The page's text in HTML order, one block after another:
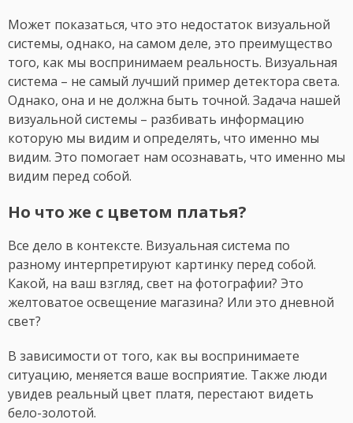
Может показаться, что это недостаток визуальной
системы, однако, на самом деле, это преимущество
того, как мы воспринимаем реальность. Визуальная
система – не самый лучший пример детектора света.
Однако, она и не должна быть точной. Задача нашей
визуальной системы – разбивать информацию
которую мы видим и определять, что именно мы
видим. Это помогает нам осознавать, что именно мы
видим перед собой.
Но что же с цветом платья?
Все дело в контексте. Визуальная система по
разному интерпретируют картинку перед собой.
Какой, на ваш взгляд, свет на фотографии? Это
желтоватое освещение магазина? Или это дневной
свет?
В зависимости от того, как вы воспринимаете
ситуацию, меняется ваше восприятие. Также люди
увидев реальный цвет платя, перестают видеть
бело-золотой.